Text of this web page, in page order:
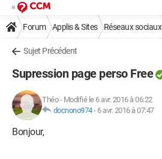
Forum Applis & Sites Réseaux sociaux
Sujet Précédent
Supression page perso Free
Théo- Modifié le 6 avr. 2016 à 06:22
docnono974- 6 avr. 2016 à 07:47
Bonjour,